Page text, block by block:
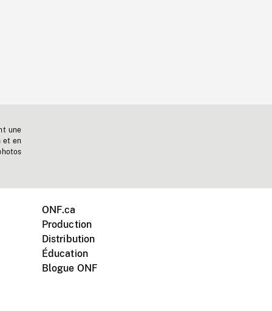
une
et en
ONF.ca
Production
Distribution
Éducation
Blogue ONF